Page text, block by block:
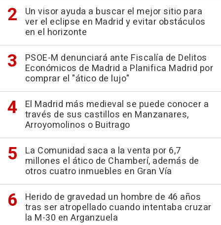
Un visor ayuda a buscar el mejor sitio para
ver el eclipse en Madrid y evitar obstáculos
en el horizonte
PSOE-M denunciará ante Fiscalía de Delitos
Económicos de Madrid a Planifica Madrid por
comprar el "ático de lujo"
El Madrid más medieval se puede conocer a
través de sus castillos en Manzanares,
Arroyomolinos o Buitrago
La Comunidad saca a la venta por 6,7
millones el ático de Chamberí, además de
otros cuatro inmuebles en Gran Vía
Herido de gravedad un hombre de 46 años
tras ser atropellado cuando intentaba cruzar
la M-30 en Arganzuela